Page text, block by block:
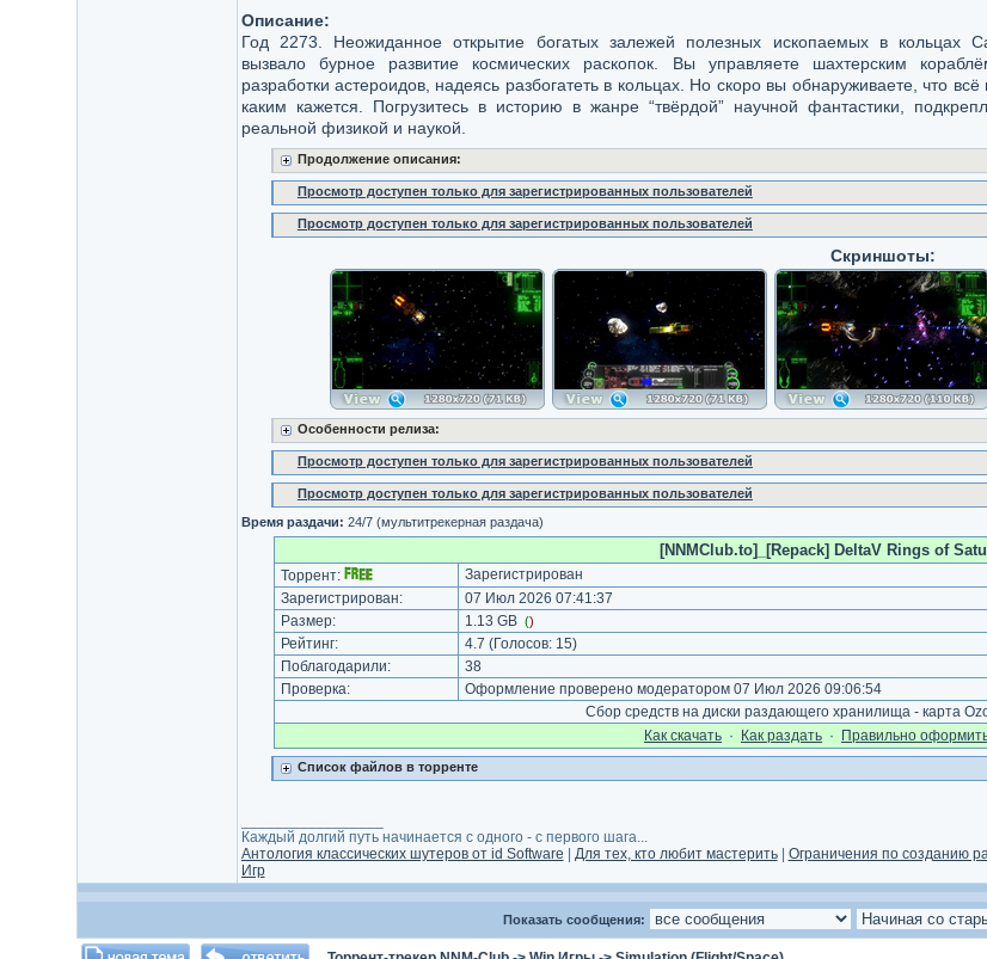
Описание:
Год 2273. Неожиданное открытие богатых залежей полезных ископаемых в кольцах
вызвало бурное развитие космических раскопок. Вы управляете шахтерским
разработки астероидов, надеясь разбогатеть в кольцах. Но скоро вы обнаруживаете, что всё
каким кажется. Погрузитесь в историю в жанре “твёрдой” научной фантастики,
реальной физикой и наукой.
Продолжение описания:
Просмотр доступен только для зарегистрированных пользователей
Просмотр доступен только для зарегистрированных пользователей
Скриншоты:
Особенности релиза:
Просмотр доступен только для зарегистрированных пользователей
Просмотр доступен только для зарегистрированных пользователей
Время раздачи: 24/7 (мультитрекерная раздача)
[NNMClub.to]_[Repack] DeltaV Rings of
Торрент:
Зарегистрирован
Зарегистрирован:
07 Июл 2026 07:41:37
Размер:
1.13 GB ()
Рейтинг: 4.7 (Голосов: 15)
Поблагодарили:
38
Проверка:
Оформление проверено модератором 07 Июл 2026 09:06:54
Сбор средств на диски раздающего хранилища - карта
Как cкачать · Как раздать · Правильно
Список файлов в торренте
Каждый долгий путь начинается с одного - с первого шага...
Антология классических шутеров от id Software
Для тех, кто любит мастерить| Ограничения по созданию
Игр
Показать сообщения: